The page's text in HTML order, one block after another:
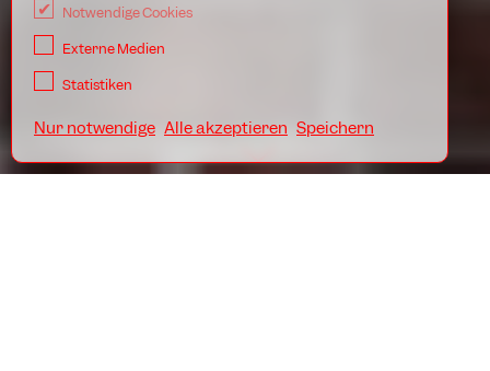
Notwendige Cookies
Externe Medien
Statistiken
Nur notwendige Alle akzeptieren Speichern